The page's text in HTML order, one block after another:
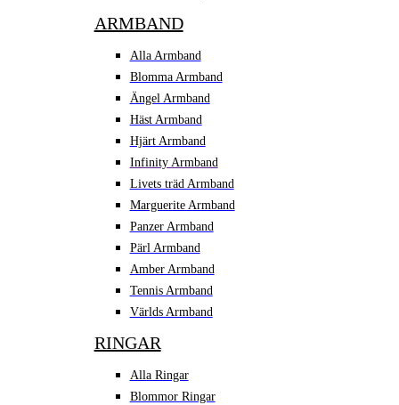
ARMBAND
Alla Armband
Blomma Armband
Ängel Armband
Häst Armband
Hjärt Armband
Infinity Armband
Livets träd Armband
Marguerite Armband
Panzer Armband
Pärl Armband
Amber Armband
Tennis Armband
Världs Armband
RINGAR
Alla Ringar
Blommor Ringar